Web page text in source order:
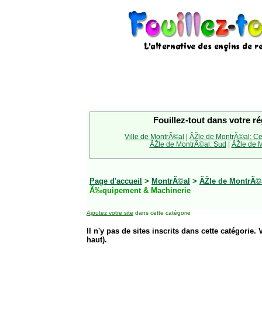
Fouillez-tout dans votre
Ville de MontrÃ©al | ÃŽle de MontrÃ©al:
ÃŽle de MontrÃ©al: Sud | ÃŽle de
Page d'accueil > MontrÃ©al > ÃŽle de
Ã‰quipement & Machinerie
Ajoutez votre site dans cette catégorie
Il n'y pas de sites inscrits dans cette
haut).